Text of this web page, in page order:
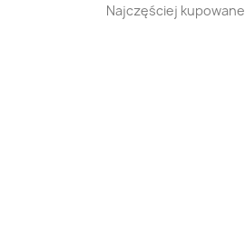
Najczęściej kupowane